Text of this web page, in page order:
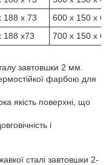
188 х 73
600 х 150 х 65
188 х73 700 х 150 х 65
завтовшки 2 мм.
фарбою для
якість поверхні, що
і
сталі завтовшки 2-